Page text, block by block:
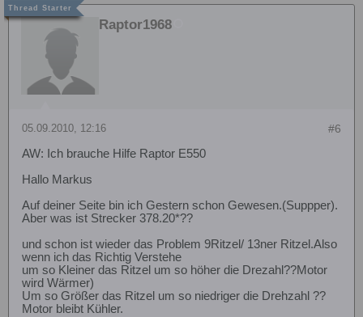
Raptor1968
#6
05.09.2010, 12:16
AW: Ich brauche Hilfe Raptor E550
Hallo Markus
Auf deiner Seite bin ich Gestern schon Gewesen.(Suppper).
Aber was ist Strecker 378.20*??
und schon ist wieder das Problem 9Ritzel/ 13ner Ritzel.Also
wenn ich das Richtig Verstehe
um so Kleiner das Ritzel um so höher die Drezahl??Motor
wird Wärmer)
Um so Größer das Ritzel um so niedriger die Drehzahl ??
Motor bleibt Kühler.